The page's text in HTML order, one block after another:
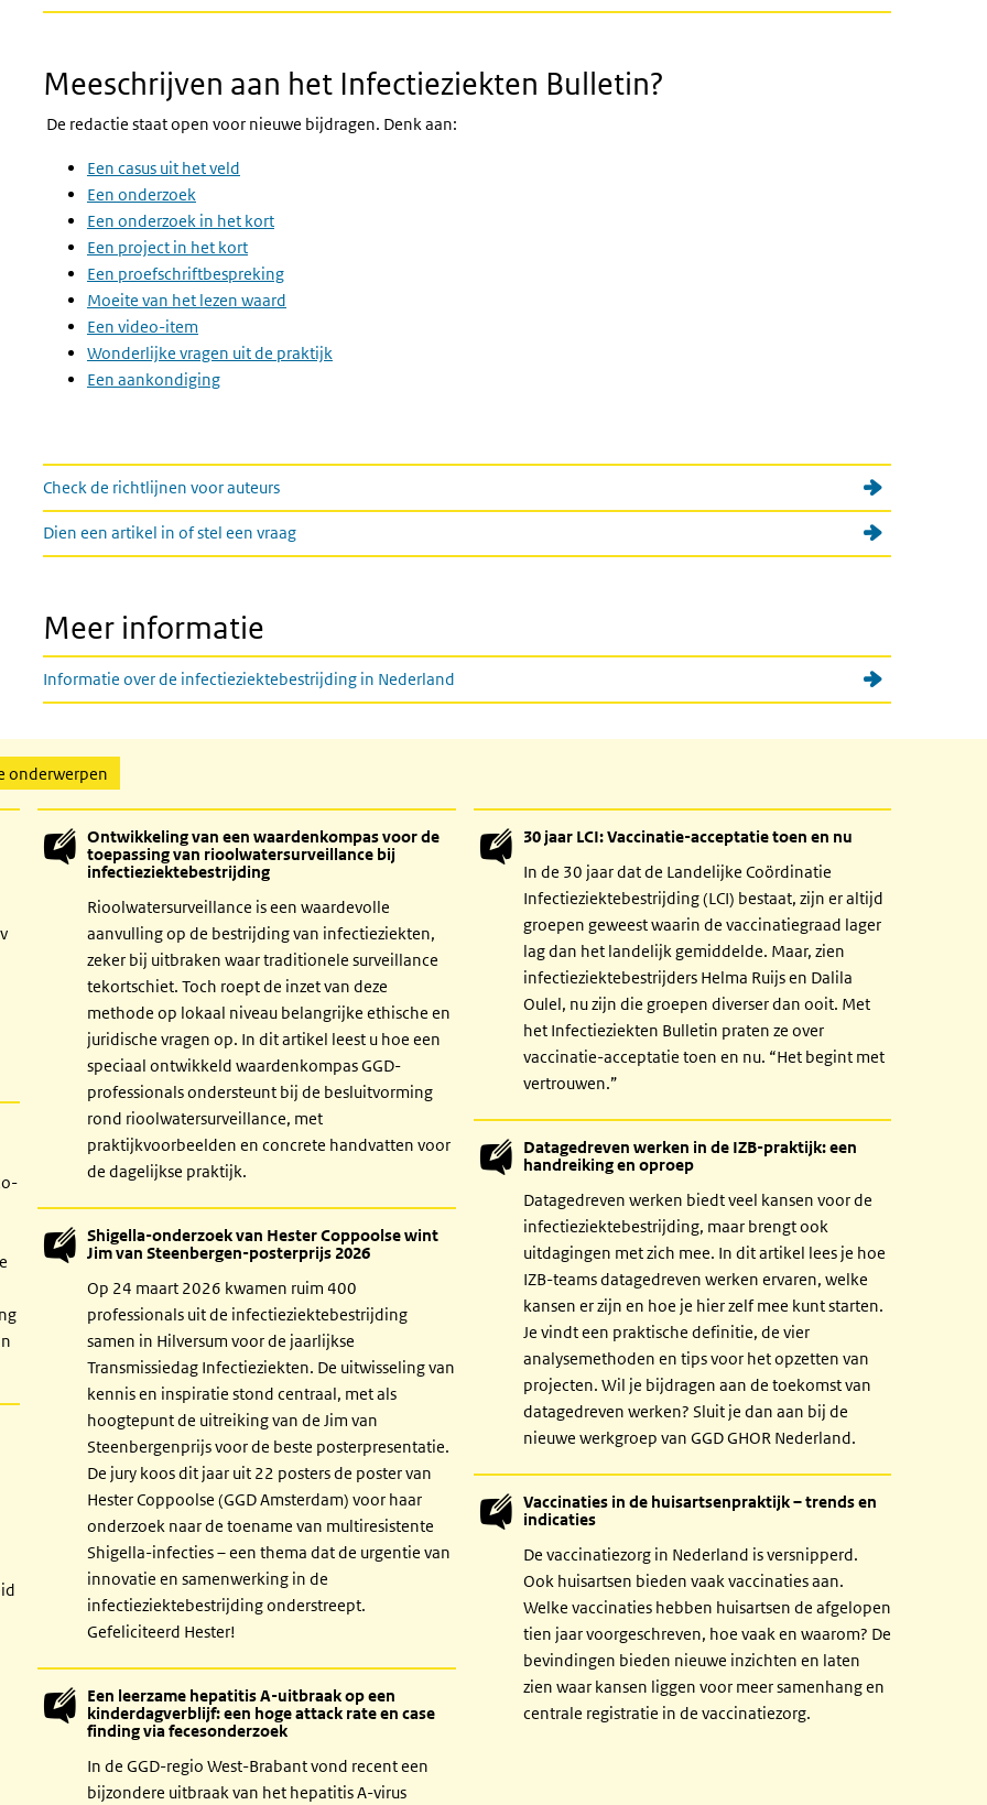
Meeschrijven aan het Infectieziekten Bulletin?
De redactie staat open voor nieuwe bijdragen. Denk aan:
Een casus uit het veld
Een onderzoek
Een onderzoek in het kort
Een project in het kort
Een proefschriftbespreking
Moeite van het lezen waard
Een video-item
Wonderlijke vragen uit de praktijk
Een aankondiging
links
Check de richtlijnen voor auteurs
Dien een artikel in of stel een vraag
Meer informatie
Informatie over de infectieziektebestrijding in Nederland
onderwerpen
Ontwikkeling van een waardenkompas voor de
toepassing van rioolwatersurveillance bij
infectieziektebestrijding
Rioolwatersurveillance is een waardevolle
aanvulling op de bestrijding van infectieziekten,
zeker bij uitbraken waar traditionele surveillance
tekortschiet. Toch roept de inzet van deze
methode op lokaal niveau belangrijke ethische en
juridische vragen op. In dit artikel leest u hoe een
speciaal ontwikkeld waardenkompas GGD-
professionals ondersteunt bij de besluitvorming
rond rioolwatersurveillance, met
praktijkvoorbeelden en concrete handvatten voor
de dagelijkse praktijk.
Shigella-onderzoek van Hester Coppoolse wint
Jim van Steenbergen-posterprijs 2026
Op 24 maart 2026 kwamen ruim 400
professionals uit de infectieziektebestrijding
samen in Hilversum voor de jaarlijkse
Transmissiedag Infectieziekten. De uitwisseling van
kennis en inspiratie stond centraal, met als
hoogtepunt de uitreiking van de Jim van
Steenbergenprijs voor de beste posterpresentatie.
De jury koos dit jaar uit 22 posters de poster van
Hester Coppoolse (GGD Amsterdam) voor haar
onderzoek naar de toename van multiresistente
Shigella-infecties – een thema dat de urgentie van
innovatie en samenwerking in de
infectieziektebestrijding onderstreept.
Gefeliciteerd Hester!
Een leerzame hepatitis A-uitbraak op een
kinderdagverblijf: een hoge attack rate en case
finding via fecesonderzoek
In de GGD-regio West-Brabant vond recent een
bijzondere uitbraak van het hepatitis A-virus
30 jaar LCI: Vaccinatie-acceptatie toen en nu
In de 30 jaar dat de Landelijke Coördinatie
Infectieziektebestrijding (LCI) bestaat, zijn er altijd
groepen geweest waarin de vaccinatiegraad lager
lag dan het landelijk gemiddelde. Maar, zien
infectieziektebestrijders Helma Ruijs en Dalila
Oulel, nu zijn die groepen diverser dan ooit. Met
het Infectieziekten Bulletin praten ze over
vaccinatie-acceptatie toen en nu. “Het begint met
vertrouwen.”
Datagedreven werken in de IZB-praktijk: een
handreiking en oproep
Datagedreven werken biedt veel kansen voor de
infectieziektebestrijding, maar brengt ook
uitdagingen met zich mee. In dit artikel lees je hoe
IZB-teams datagedreven werken ervaren, welke
kansen er zijn en hoe je hier zelf mee kunt starten.
Je vindt een praktische definitie, de vier
analysemethoden en tips voor het opzetten van
projecten. Wil je bijdragen aan de toekomst van
datagedreven werken? Sluit je dan aan bij de
nieuwe werkgroep van GGD GHOR Nederland.
Vaccinaties in de huisartsenpraktijk – trends en
indicaties
De vaccinatiezorg in Nederland is versnipperd.
Ook huisartsen bieden vaak vaccinaties aan.
Welke vaccinaties hebben huisartsen de afgelopen
tien jaar voorgeschreven, hoe vaak en waarom? De
bevindingen bieden nieuwe inzichten en laten
zien waar kansen liggen voor meer samenhang en
centrale registratie in de vaccinatiezorg.